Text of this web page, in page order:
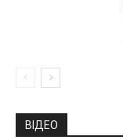
ВІДЕО